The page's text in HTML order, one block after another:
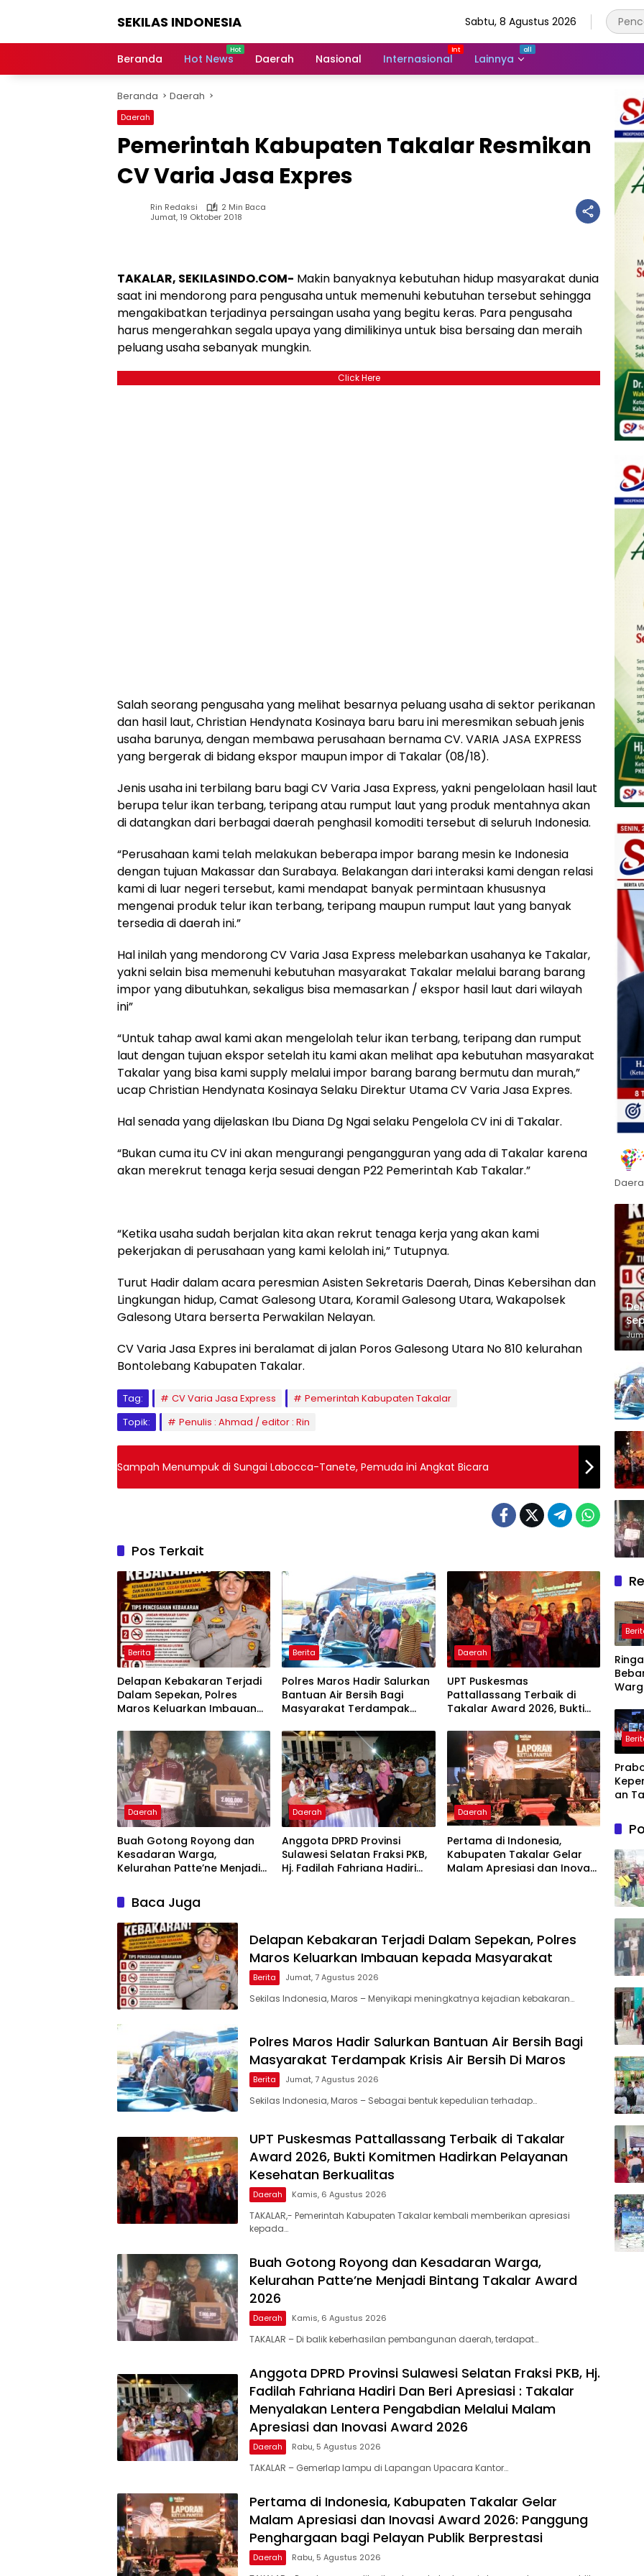
SEKILAS INDONESIA
Terkini,
Latest
World,
Headlines,
News
Sabtu, 8 Agustus 2026
Beranda Hot News Daerah Nasional Internasional Lainnya
Beranda Daerah
Daerah
Pemerintah Kabupaten Takalar Resmikan
CV Varia Jasa Expres
Rin Redaksi
2 Min Baca
Jumat, 19 Oktober 2018
TAKALAR, SEKILASINDO.COM- Makin banyaknya kebutuhan hidup masyarakat dunia
saat ini mendorong para pengusaha untuk memenuhi kebutuhan tersebut sehingga
mengakibatkan terjadinya persaingan usaha yang begitu keras. Para pengusaha
harus mengerahkan segala upaya yang dimilikinya untuk bisa bersaing dan meraih
peluang usaha sebanyak mungkin.
Click Here
Salah seorang pengusaha yang melihat besarnya peluang usaha di sektor perikanan
dan hasil laut, Christian Hendynata Kosinaya baru baru ini meresmikan sebuah jenis
usaha barunya, dengan membawa perusahaan bernama CV. VARIA JASA EXPRESS
yang bergerak di bidang ekspor maupun impor di Takalar (08/18).
Jenis usaha ini terbilang baru bagi CV Varia Jasa Express, yakni pengelolaan hasil laut
berupa telur ikan terbang, teripang atau rumput laut yang produk mentahnya akan
di datangkan dari berbagai daerah penghasil komoditi tersebut di seluruh Indonesia.
“Perusahaan kami telah melakukan beberapa impor barang mesin ke Indonesia
dengan tujuan Makassar dan Surabaya. Belakangan dari interaksi kami dengan relasi
kami di luar negeri tersebut, kami mendapat banyak permintaan khususnya
mengenai produk telur ikan terbang, teripang maupun rumput laut yang banyak
tersedia di daerah ini.”
Hal inilah yang mendorong CV Varia Jasa Express melebarkan usahanya ke Takalar,
yakni selain bisa memenuhi kebutuhan masyarakat Takalar melalui barang barang
impor yang dibutuhkan, sekaligus bisa memasarkan / ekspor hasil laut dari wilayah
ini”
“Untuk tahap awal kami akan mengelolah telur ikan terbang, teripang dan rumput
laut dengan tujuan ekspor setelah itu kami akan melihat apa kebutuhan masyarakat
Takalar yang bisa kami supply melalui impor barang barang bermutu dan murah,”
ucap Christian Hendynata Kosinaya Selaku Direktur Utama CV Varia Jasa Expres.
Hal senada yang dijelaskan Ibu Diana Dg Ngai selaku Pengelola CV ini di Takalar.
“Bukan cuma itu CV ini akan mengurangi pengangguran yang ada di Takalar karena
akan merekrut tenaga kerja sesuai dengan P22 Pemerintah Kab Takalar.”
“Ketika usaha sudah berjalan kita akan rekrut tenaga kerja yang akan kami
pekerjakan di perusahaan yang kami kelolah ini,” Tutupnya.
Turut Hadir dalam acara peresmian Asisten Sekretaris Daerah, Dinas Kebersihan dan
Lingkungan hidup, Camat Galesong Utara, Koramil Galesong Utara, Wakapolsek
Galesong Utara berserta Perwakilan Nelayan.
CV Varia Jasa Expres ini beralamat di jalan Poros Galesong Utara No 810 kelurahan
Bontolebang Kabupaten Takalar.
Tag: CV Varia Jasa Express
Pemerintah Kabupaten Takalar
Topik:
Penulis : Ahmad / editor : Rin
Sampah Menumpuk di Sungai Labocca-Tanete, Pemuda ini Angkat Bicara
Pos Terkait
Berita
Delapan Kebakaran Terjadi
Dalam Sepekan, Polres
Maros Keluarkan Imbauan
Berita
Polres Maros Hadir Salurkan
Bantuan Air Bersih Bagi
Masyarakat Terdampak
Daerah
UPT Puskesmas
Pattallassang Terbaik di
Takalar Award 2026, Bukti
Pelayanan Kesehatan
Berkualitas
Daerah
Buah Gotong Royong dan
Kesadaran Warga,
Kelurahan Patte’ne Menjadi
Daerah
Anggota DPRD Provinsi
Sulawesi Selatan Fraksi PKB,
Hj. Fadilah Fahriana Hadiri
2026
Daerah
Pertama di Indonesia,
Kabupaten Takalar Gelar
Malam Apresiasi dan Inovasi
Baca Juga
Delapan Kebakaran Terjadi Dalam Sepekan, Polres
Maros Keluarkan Imbauan kepada Masyarakat
Berita Jumat, 7 Agustus 2026
Sekilas Indonesia, Maros – Menyikapi meningkatnya kejadian kebakaran…
Polres Maros Hadir Salurkan Bantuan Air Bersih Bagi
Masyarakat Terdampak Krisis Air Bersih Di Maros
Berita Jumat, 7 Agustus 2026
Sekilas Indonesia, Maros – Sebagai bentuk kepedulian terhadap…
UPT Puskesmas Pattallassang Terbaik di Takalar
Award 2026, Bukti Komitmen Hadirkan Pelayanan
Kesehatan Berkualitas
Daerah Kamis, 6 Agustus 2026
TAKALAR,- Pemerintah Kabupaten Takalar kembali memberikan apresiasi
kepada…
Buah Gotong Royong dan Kesadaran Warga,
Kelurahan Patte’ne Menjadi Bintang Takalar Award
2026
Daerah Kamis, 6 Agustus 2026
TAKALAR – Di balik keberhasilan pembangunan daerah, terdapat…
Anggota DPRD Provinsi Sulawesi Selatan Fraksi PKB, Hj.
Fadilah Fahriana Hadiri Dan Beri Apresiasi : Takalar
Menyalakan Lentera Pengabdian Melalui Malam
Apresiasi dan Inovasi Award 2026
Daerah Rabu, 5 Agustus 2026
TAKALAR – Gemerlap lampu di Lapangan Upacara Kantor…
Pertama di Indonesia, Kabupaten Takalar Gelar
Malam Apresiasi dan Inovasi Award 2026: Panggung
Penghargaan bagi Pelayan Publik Berprestasi
Daerah Rabu, 5 Agustus 2026
Daya
ke
an
Lahir
dan